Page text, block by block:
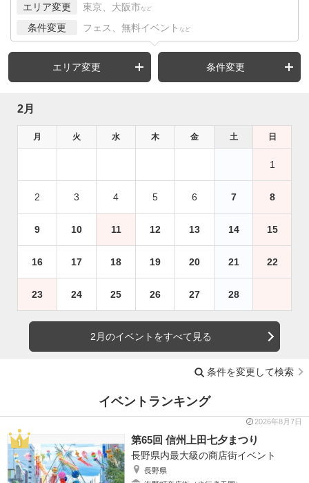
エリア変更 東京、大阪市 など
条件変更 フェス、無料イベント など
エリア変更 条件変更
2月
月 火 水 木 金 土 日
1
2 3 4 5 6 7 8
9 10 11 12 13 14 15
16 17 18 19 20 21 22
23 24 25 26 27 28
2月のイベントをすべて見る
条件を変更して検索
イベントランキング
2026年8月7日
第65回 信州上田七夕まつり
長野県内最大級の商店街イベント
長野県